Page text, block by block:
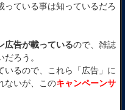
っている事は知っているだろ
広告が載っているので、雑誌
ろう。
いるので、これら「広告」に
ないが、このキャンペーンサ